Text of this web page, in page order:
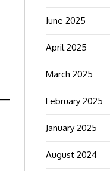
June 2025
April 2025
March 2025
February 2025
January 2025
August 2024